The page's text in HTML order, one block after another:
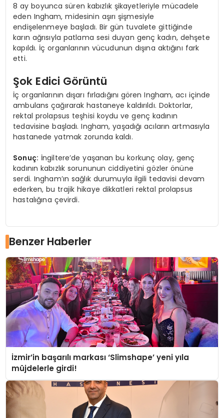
8 ay boyunca süren kabızlık şikayetleriyle mücadele
eden Ingham, midesinin aşırı şişmesiyle
endişelenmeye başladı. Bir gün tuvalete gittiğinde
karın ağrısıyla patlama sesi duyan genç kadın, dehşete
kapıldı. İç organlarının vücudunun dışına aktığını fark
etti.
Şok Edici Görüntü
İç organlarının dışarı fırladığını gören Ingham, acı içinde
ambulans çağırarak hastaneye kaldırıldı. Doktorlar,
rektal prolapsus teşhisi koydu ve genç kadının
tedavisine başladı. Ingham, yaşadığı acıların artmasıyla
hastanede yatmak zorunda kaldı.
Sonuç: İngiltere’de yaşanan bu korkunç olay, genç
kadının kabızlık sorununun ciddiyetini gözler önüne
serdi. Ingham’ın sağlık durumuyla ilgili tedavisi devam
ederken, bu trajik hikaye dikkatleri rektal prolapsus
hastalığına çevirdi.
Benzer Haberler
İzmir’in başarılı markası ‘Slimshape’ yeni yıla
müjdelerle girdi!